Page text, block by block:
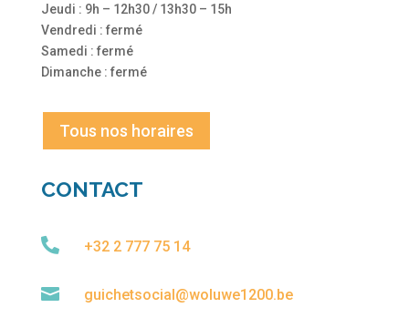
Jeudi : 9h – 12h30 / 13h30 – 15h
Vendredi : fermé
Samedi : fermé
Dimanche : fermé
Tous nos horaires
CONTACT
 +32 2 777 75 14
 guichetsocial@woluwe1200.be